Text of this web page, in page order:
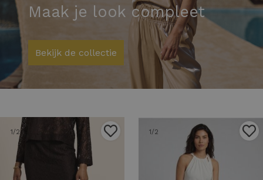
Maak je look compleet
Bekijk de collectie
1/2 1/2